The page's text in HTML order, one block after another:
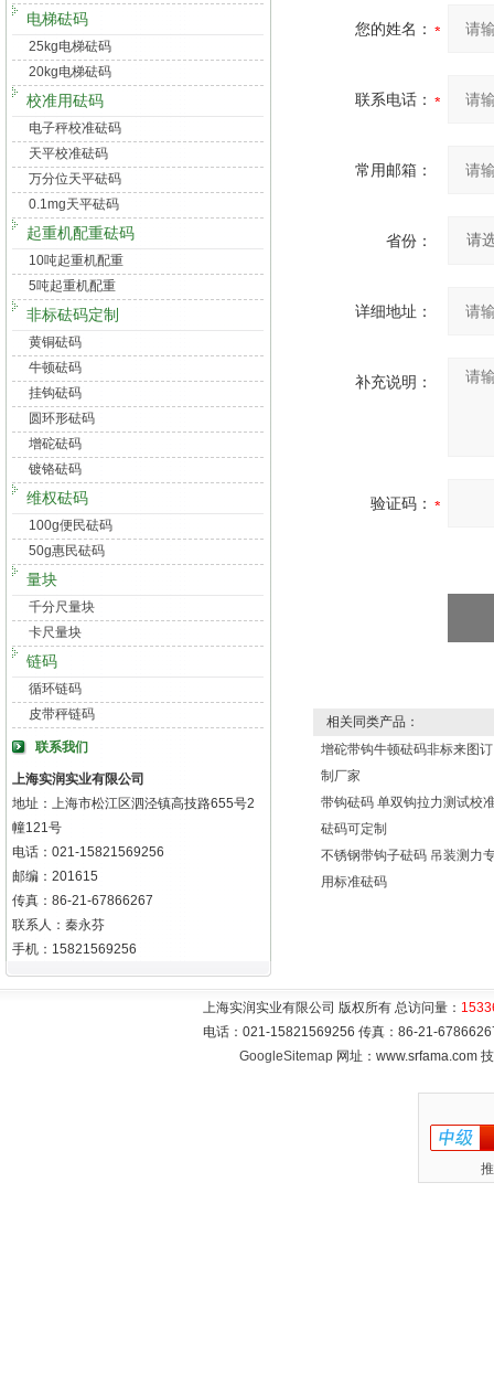
电梯砝码
25kg电梯砝码
20kg电梯砝码
校准用砝码
电子秤校准砝码
天平校准砝码
万分位天平砝码
0.1mg天平砝码
起重机配重砝码
10吨起重机配重
5吨起重机配重
非标砝码定制
黄铜砝码
牛顿砝码
挂钩砝码
圆环形砝码
增砣砝码
镀铬砝码
维权砝码
100g便民砝码
50g惠民砝码
量块
千分尺量块
卡尺量块
链码
循环链码
皮带秤链码
联系我们
上海实润实业有限公司
地址：上海市松江区泗泾镇高技路655号2
幢121号
电话：021-15821569256
邮编：201615
传真：86-21-67866267
联系人：秦永芬
手机：15821569256
您的姓名：
联系电话：
常用邮箱：
省份：
详细地址：
补充说明：
验证码：
相关同类产品：
增砣带钩牛顿砝码非标来图订
制厂家
带钩砝码 单双钩拉力测试校
砝码可定制
不锈钢带钩子砝码 吊装测力
用标准砝码
上海实润实业有限公司 版权所有 总访问量：
电话：021-15821569256 传真：86-21-
GoogleSitemap网址：www.srfama.com